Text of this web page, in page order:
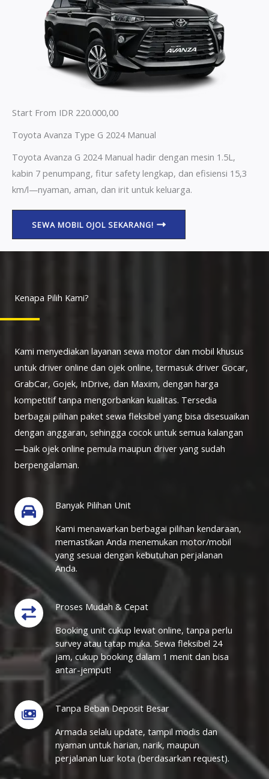
Start From IDR 220.000,00
Toyota Avanza Type G 2024 Manual
Toyota Avanza G 2024 Manual hadir dengan mesin 1.5L,
kabin 7 penumpang, fitur safety lengkap, dan efisiensi 15,3
km/l—nyaman, aman, dan irit untuk keluarga.
SEWA MOBIL OJOL SEKARANG!
Kenapa Pilih Kami?
Kami menyediakan layanan sewa motor dan mobil khusus
untuk driver online dan ojek online, termasuk driver Gocar,
GrabCar, Gojek, InDrive, dan Maxim, dengan harga
kompetitif tanpa mengorbankan kualitas. Tersedia
berbagai pilihan paket sewa fleksibel yang bisa disesuaikan
dengan anggaran, sehingga cocok untuk semua kalangan
—baik ojek online pemula maupun driver yang sudah
berpengalaman.
Banyak Pilihan Unit
Kami menawarkan berbagai pilihan kendaraan,
memastikan Anda menemukan motor/mobil
yang sesuai dengan kebutuhan perjalanan
Anda.
Proses Mudah & Cepat
Booking unit cukup lewat online, tanpa perlu
survey atau tatap muka. Sewa fleksibel 24
jam, cukup booking dalam 1 menit dan bisa
antar-jemput!
Tanpa Beban Deposit Besar
Armada selalu update, tampil modis dan
nyaman untuk harian, narik, maupun
perjalanan luar kota (berdasarkan request).